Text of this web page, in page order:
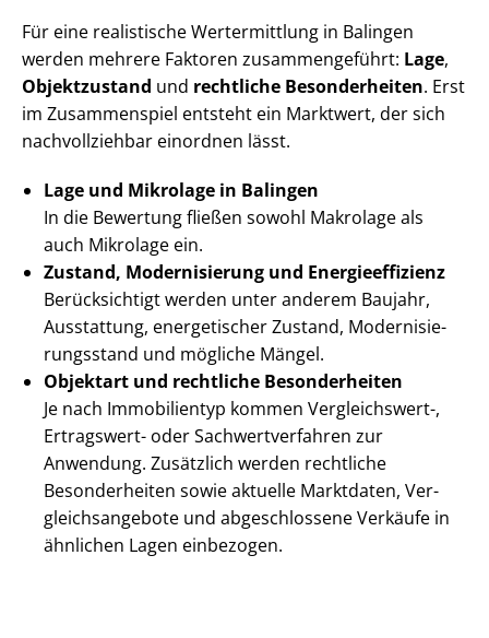
Für eine realistische Wertermittlung in Balingen
werden mehrere Faktoren zusammengeführt: Lage,
Objektzustand und rechtliche Besonderheiten. Erst
im Zusammenspiel entsteht ein Marktwert, der sich
nachvollziehbar einordnen lässt.
Lage und Mikrolage in Balingen
In die Bewertung fließen sowohl Makrolage als
auch Mikrolage ein.
Zustand, Modernisierung und En­er­gie­ef­fi­zi­enz
Berücksichtigt werden unter anderem Baujahr,
Ausstattung, energetischer Zustand, Mo­der­ni­sie­
rungs­stand und mögliche Mängel.
Objektart und rechtliche Besonderheiten
Je nach Immobilientyp kommen Vergleichswert-,
Ertragswert- oder Sach­wert­ver­fah­ren zur
Anwendung. Zusätzlich werden rechtliche
Besonderheiten sowie aktuelle Marktdaten, Ver­
gleichs­an­ge­bo­te und abgeschlossene Verkäufe in
ähnlichen Lagen einbezogen.